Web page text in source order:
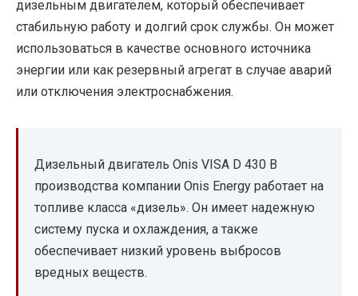
дизельным двигателем, который обеспечивает
стабильную работу и долгий срок службы. Он может
использоваться в качестве основного источника
энергии или как резервный агрегат в случае аварий
или отключения электроснабжения.
Дизельный двигатель Onis VISA D 430 B
производства компании Onis Energy работает на
топливе класса «дизель». Он имеет надежную
систему пуска и охлаждения, а также
обеспечивает низкий уровень выбросов
вредных веществ.